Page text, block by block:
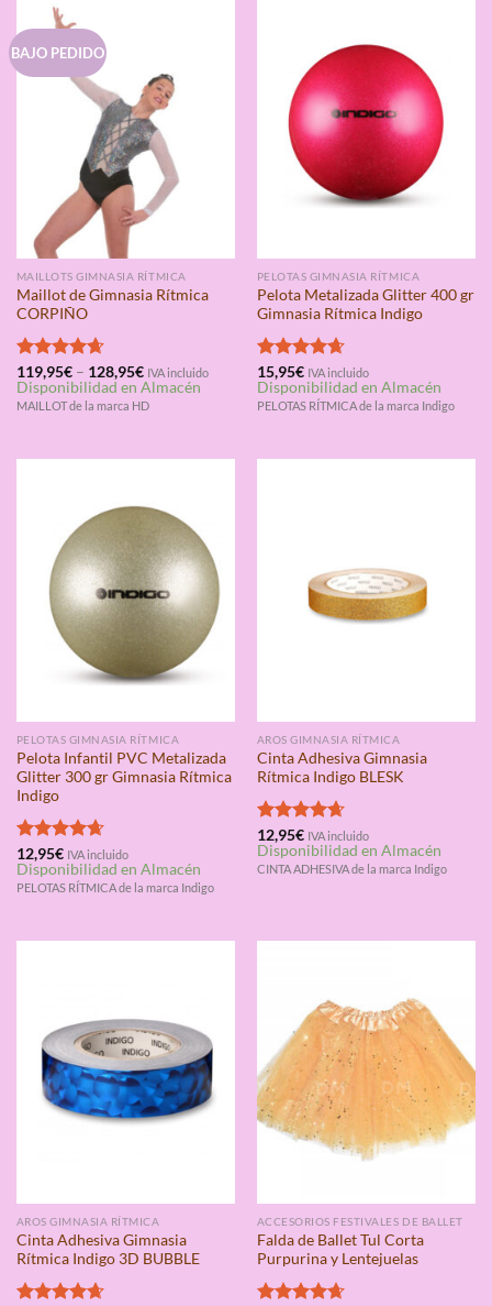
BAJO PEDIDO
MAILLOTS GIMNASIA RÍTMICA
Maillot de Gimnasia Rítmica
CORPIÑO
Valorado
con4.67
de 5
119,95€– 128,95€ IVA incluido
Disponibilidad en Almacén
MAILLOT de la marca HD
PELOTAS GIMNASIA RÍTMICA
Pelota Metalizada Glitter 400 gr
Gimnasia Rítmica Indigo
Valorado
con4.67
de 5
15,95€ IVA incluido
Disponibilidad en Almacén
PELOTAS RÍTMICA de la marca Indigo
PELOTAS GIMNASIA RÍTMICA
Pelota Infantil PVC Metalizada
Glitter 300 gr Gimnasia Rítmica
Indigo
Valorado
con4.67
de 5
12,95€ IVA incluido
Disponibilidad en Almacén
PELOTAS RÍTMICA de la marca Indigo
AROS GIMNASIA RÍTMICA
Cinta Adhesiva Gimnasia
Rítmica Indigo BLESK
Valorado
con4.67
de 5
12,95€ IVA incluido
Disponibilidad en Almacén
CINTA ADHESIVA de la marca Indigo
AROS GIMNASIA RÍTMICA
Cinta Adhesiva Gimnasia
Rítmica Indigo 3D BUBBLE
ACCESORIOS FESTIVALES DE BALLET
Falda de Ballet Tul Corta
Purpurina y Lentejuelas